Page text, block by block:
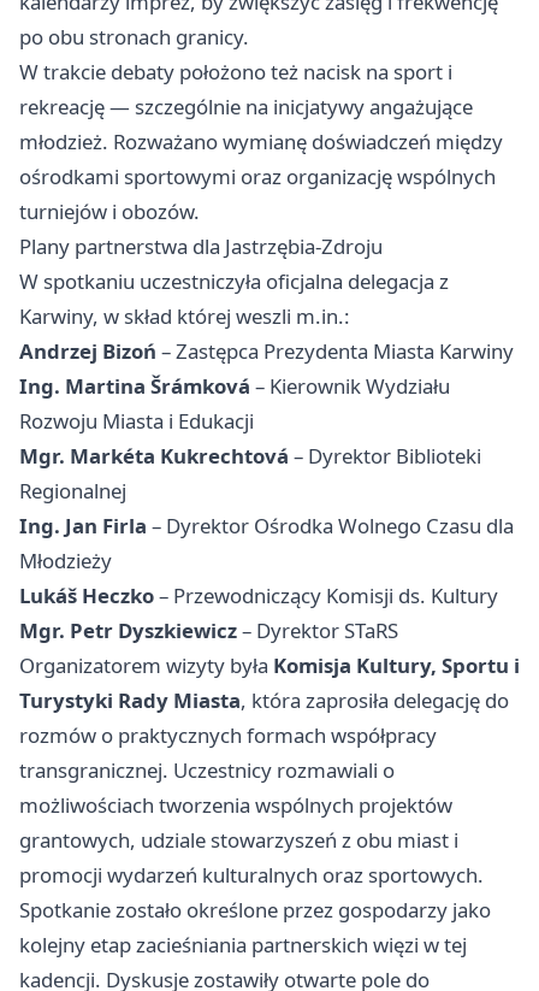
po obu stronach granicy.
W trakcie debaty położono też nacisk na sport i
rekreację — szczególnie na inicjatywy angażujące
młodzież. Rozważano wymianę doświadczeń między
ośrodkami sportowymi oraz organizację wspólnych
turniejów i obozów.
Plany partnerstwa dla Jastrzębia-Zdroju
W spotkaniu uczestniczyła oficjalna delegacja z
Karwiny, w skład której weszli m.in.:
Andrzej Bizoń – Zastępca Prezydenta Miasta Karwiny
Ing. Martina Šrámková – Kierownik Wydziału
Rozwoju Miasta i Edukacji
Mgr. Markéta Kukrechtová – Dyrektor Biblioteki
Regionalnej
Ing. Jan Firla – Dyrektor Ośrodka Wolnego Czasu dla
Młodzieży
Lukáš Heczko– Przewodniczący Komisji ds. Kultury
Mgr. Petr Dyszkiewicz– Dyrektor STaRS
Organizatorem wizyty była Komisja Kultury, Sportu i
Turystyki Rady Miasta, która zaprosiła delegację do
rozmów o praktycznych formach współpracy
transgranicznej. Uczestnicy rozmawiali o
możliwościach tworzenia wspólnych projektów
grantowych, udziale stowarzyszeń z obu miast i
promocji wydarzeń kulturalnych oraz sportowych.
Spotkanie zostało określone przez gospodarzy jako
kolejny etap zacieśniania partnerskich więzi w tej
kadencji. Dyskusje zostawiły otwarte pole do